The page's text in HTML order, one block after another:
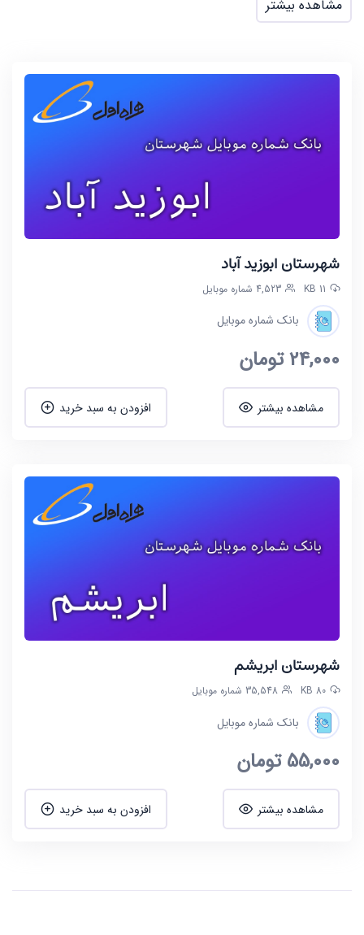
مشاهده بیشتر
شهرستان ابوزید آباد
11 KB 4,523 شماره موبایل
بانک شماره موبایل
24,000تومان
مشاهده بیشتر افزودن به سبد خرید
شهرستان ابریشم
80 KB 35,548 شماره موبایل
بانک شماره موبایل
55,000تومان
مشاهده بیشتر افزودن به سبد خرید